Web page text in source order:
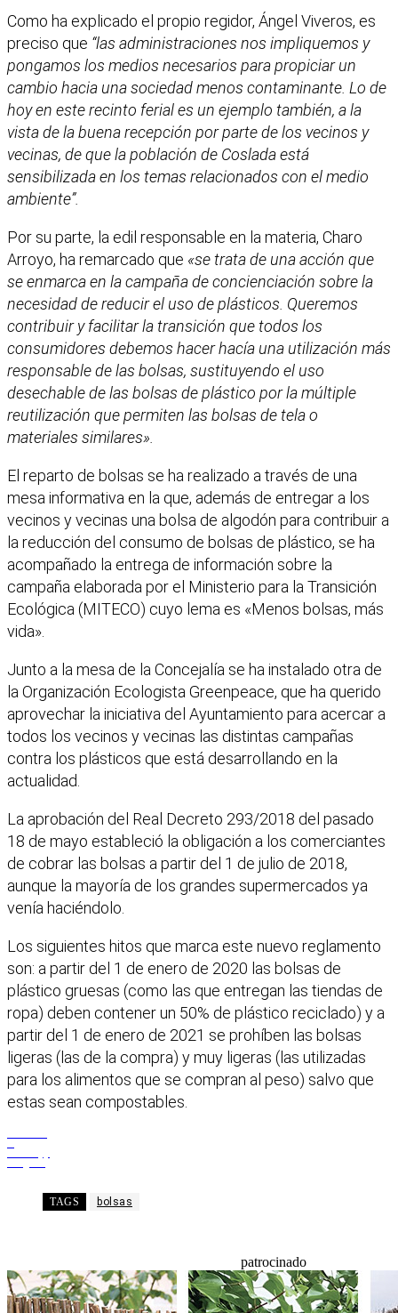
Como ha explicado el propio regidor, Ángel Viveros, es
preciso que “las administraciones nos impliquemos y
pongamos los medios necesarios para propiciar un
cambio hacia una sociedad menos contaminante. Lo de
hoy en este recinto ferial es un ejemplo también, a la
vista de la buena recepción por parte de los vecinos y
vecinas, de que la población de Coslada está
sensibilizada en los temas relacionados con el medio
ambiente”.
Por su parte, la edil responsable en la materia, Charo
Arroyo, ha remarcado que «se trata de una acción que
se enmarca en la campaña de concienciación sobre la
necesidad de reducir el uso de plásticos. Queremos
contribuir y facilitar la transición que todos los
consumidores debemos hacer hacía una utilización más
responsable de las bolsas, sustituyendo el uso
desechable de las bolsas de plástico por la múltiple
reutilización que permiten las bolsas de tela o
materiales similares».
El reparto de bolsas se ha realizado a través de una
mesa informativa en la que, además de entregar a los
vecinos y vecinas una bolsa de algodón para contribuir a
la reducción del consumo de bolsas de plástico, se ha
acompañado la entrega de información sobre la
campaña elaborada por el Ministerio para la Transición
Ecológica (MITECO) cuyo lema es «Menos bolsas, más
vida».
Junto a la mesa de la Concejalía se ha instalado otra de
la Organización Ecologista Greenpeace, que ha querido
aprovechar la iniciativa del Ayuntamiento para acercar a
todos los vecinos y vecinas las distintas campañas
contra los plásticos que está desarrollando en la
actualidad.
La aprobación del Real Decreto 293/2018 del pasado
18 de mayo estableció la obligación a los comerciantes
de cobrar las bolsas a partir del 1 de julio de 2018,
aunque la mayoría de los grandes supermercados ya
venía haciéndolo.
Los siguientes hitos que marca este nuevo reglamento
son: a partir del 1 de enero de 2020 las bolsas de
plástico gruesas (como las que entregan las tiendas de
ropa) deben contener un 50% de plástico reciclado) y a
partir del 1 de enero de 2021 se prohíben las bolsas
ligeras (las de la compra) y muy ligeras (las utilizadas
para los alimentos que se compran al peso) salvo que
estas sean compostables.
TAGS bolsas
patrocinado